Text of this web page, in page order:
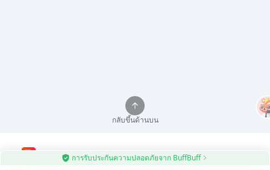
การรับประกันความปลอดภัยจาก BuffBuff
กลับขึ้นด้านบน